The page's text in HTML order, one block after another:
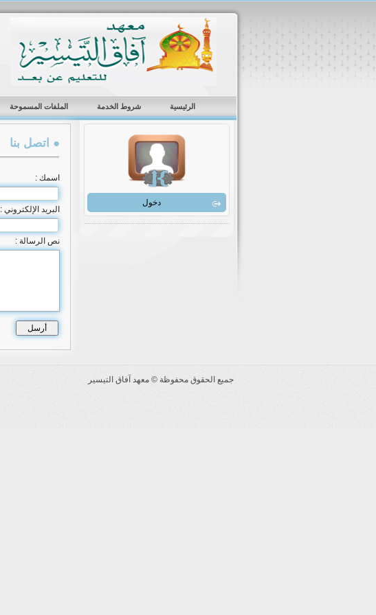
الرئيسية شروط الخدمة الملفات المسموحة
دخول
● اتصل بنا
اسمك :
البريد الإلكتروني :
نص الرسالة :
جميع الحقوق محفوظة © معهد آفاق التيسير